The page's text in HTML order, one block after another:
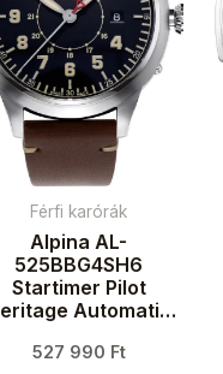
Férfi karórák
Alpina AL-
525BBG4SH6
Startimer Pilot
Automatic
3ATM
527 990 Ft